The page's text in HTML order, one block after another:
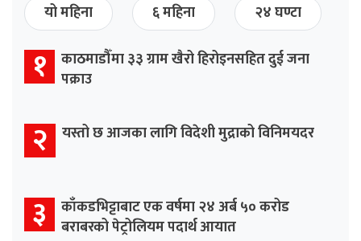
यो महिना
६ महिना २४ घण्टा
१
काठमाडौँमा ३३ ग्राम खैरो हिरोइनसहित दुई जना
पक्राउ
२ यस्तो छ आजका लागि विदेशी मुद्राको विनिमयदर
३
काँकडभिट्टाबाट एक वर्षमा २४ अर्ब ५० करोड
बराबरको पेट्रोलियम पदार्थ आयात